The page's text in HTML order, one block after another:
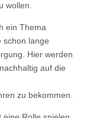
wollen.
ein Thema
schon lange
Hier werden
auf die
zu bekommen.